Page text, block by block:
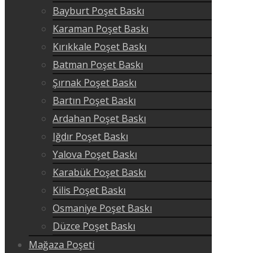
Bayburt Poşet Baskı
Karaman Poşet Baskı
Kırıkkale Poşet Baskı
Batman Poşet Baskı
Şırnak Poşet Baskı
Bartın Poşet Baskı
Ardahan Poşet Baskı
Iğdır Poşet Baskı
Yalova Poşet Baskı
Karabük Poşet Baskı
Kilis Poşet Baskı
Osmaniye Poşet Baskı
Düzce Poşet Baskı
Mağaza Poşeti